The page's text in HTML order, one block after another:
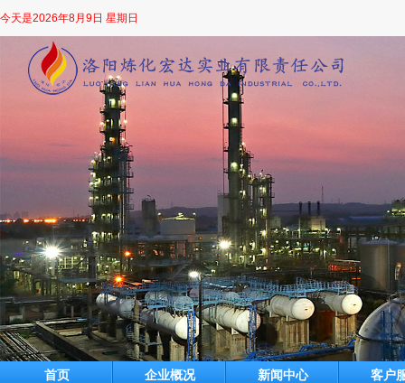
今天是2026年8月9日 星期日
首页 企业概况 新闻中心 客户